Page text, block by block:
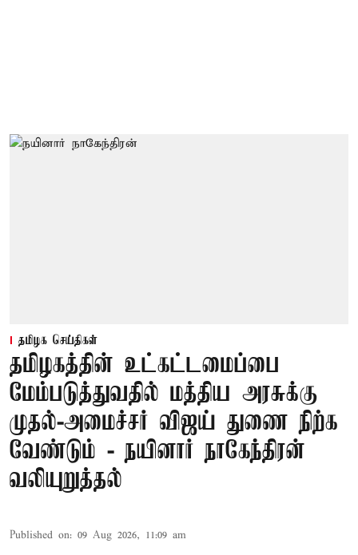
தமிழக செய்திகள்
தமிழகத்தின் உட்கட்டமைப்பை
மேம்படுத்துவதில் மத்திய அரசுக்கு
முதல்-அமைச்சர் விஜய் துணை நிற்க
வேண்டும் - நயினார் நாகேந்திரன்
வலியுறுத்தல்
Published on: 09 Aug 2026, 11:09 am